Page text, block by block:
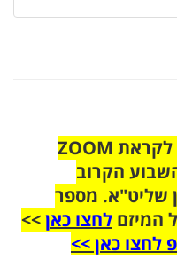
הצטרפו לקבוצת הוואטסאפ לקראת ZOOM
הקרוב
שליט"א. מספר
המיזם לחצו כאן>>
לחצו כאן >>